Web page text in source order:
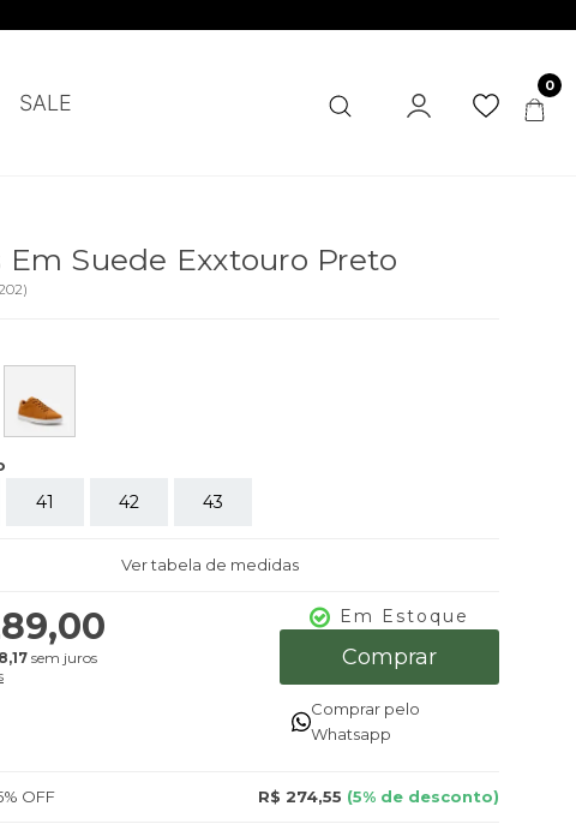
SALE
0
Em Suede Exxtouro Preto
)
41 42 43
Ver tabela de medidas
sem juros
Em Estoque
Comprar
Comprar pelo
Whatsapp
OFF R$ 274,55 (5% de desconto)